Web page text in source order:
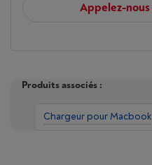
Appelez-
Produits associés :
Chargeur pour Macbook